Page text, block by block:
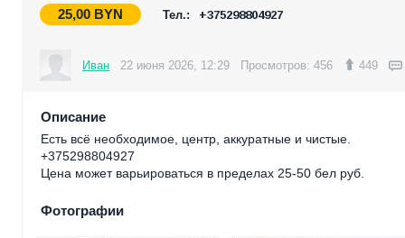
25,00 BYN Тел.: +375298804927
Иван 22 июня 2026, 12:29 Просмотров: 456 449
Описание
Есть всё необходимое, центр, аккуратные и чистые.
+375298804927
Цена может варьироваться в пределах 25-50 бел руб.
Фотографии